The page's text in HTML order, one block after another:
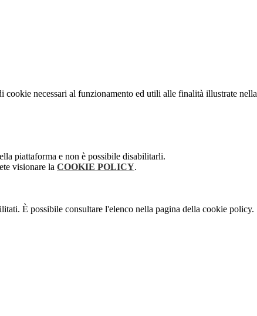
necessari al funzionamento ed utili alle finalità illustrate nella
piattaforma e non è possibile disabilitarli.
visionare la COOKIE POLICY.
È possibile consultare l'elenco nella pagina della cookie policy.